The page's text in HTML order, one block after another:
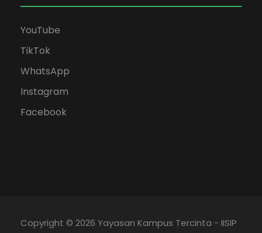
YouTube
TikTok
WhatsApp
Instagram
Facebook
Copyright © 2026 Yayasan Kampus Tercinta - IISIP